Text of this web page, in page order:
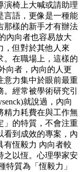
演椅上大喊或請助理
言語，更像是一種能
那樣的新手才有辦法
內向者也容易放大
，但對於其他人來
。在職場上，這樣的
向者，內向的人更
意力集中於眼前最重
經常被學術研究引
就說過，內向
精力耗費在與工作無
」的特質，不會注重
看到成效的專案，內
有恆毅力 內向者較
之以恆。心理學家安
特質為「恆毅力」